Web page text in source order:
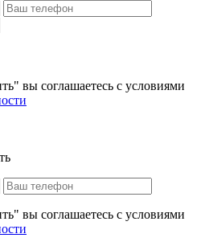
вы соглашаетесь с условиями
вы соглашаетесь с условиями